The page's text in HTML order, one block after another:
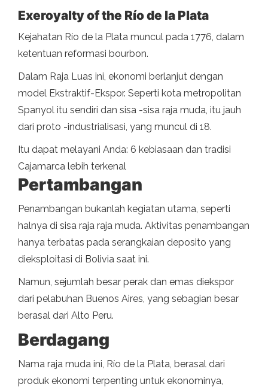
Exeroyalty of the Río de la Plata
Kejahatan Río de la Plata muncul pada 1776, dalam
ketentuan reformasi bourbon.
Dalam Raja Luas ini, ekonomi berlanjut dengan
model Ekstraktif-Ekspor. Seperti kota metropolitan
Spanyol itu sendiri dan sisa -sisa raja muda, itu jauh
dari proto -industrialisasi, yang muncul di 18.
Itu dapat melayani Anda: 6 kebiasaan dan tradisi
Cajamarca lebih terkenal
Pertambangan
Penambangan bukanlah kegiatan utama, seperti
halnya di sisa raja raja muda. Aktivitas penambangan
hanya terbatas pada serangkaian deposito yang
dieksploitasi di Bolivia saat ini.
Namun, sejumlah besar perak dan emas diekspor
dari pelabuhan Buenos Aires, yang sebagian besar
berasal dari Alto Peru.
Berdagang
Nama raja muda ini, Río de la Plata, berasal dari
produk ekonomi terpenting untuk ekonominya,